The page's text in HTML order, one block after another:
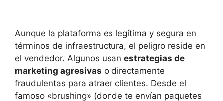
Aunque la plataforma es legítima y segura en
términos de infraestructura, el peligro reside en
el vendedor. Algunos usan estrategias de
marketing agresivas o directamente
fraudulentas para atraer clientes. Desde el
famoso «brushing» (donde te envían paquetes